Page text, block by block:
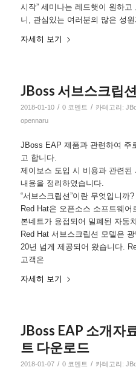
시작” 세미나는 레드햇이 원하
니, 관심있는 여러분의 많은 성
자세히 보기
JBoss 서브스크립
2018-01-10 / 0 코멘트 / 카테고리:
opennaru
JBoss EAP 제품과 관련하여 주
고 합니다.
제이보스 도입 시 비용과 관련
내용을 정리하였습니다.
“서브스크립션”이란 무엇입니까?
Red Hat은 오픈소스 소프트웨
본네트가 용접되어 밀폐된 자동
Red Hat 서브스크립션 모델은
20년 넘게 제공되어 왔습니다.
고객은
자세히 보기
JBoss EAP 소개자
트 다운로드
2018-01-07 / 0 코멘트 / 카테고리: